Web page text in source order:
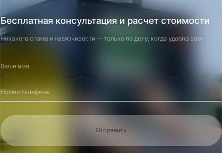
Бесплатная консультация и расчет стоимости
Никакого спама и навязчивости — только по делу, когда удобно вам
Отправить